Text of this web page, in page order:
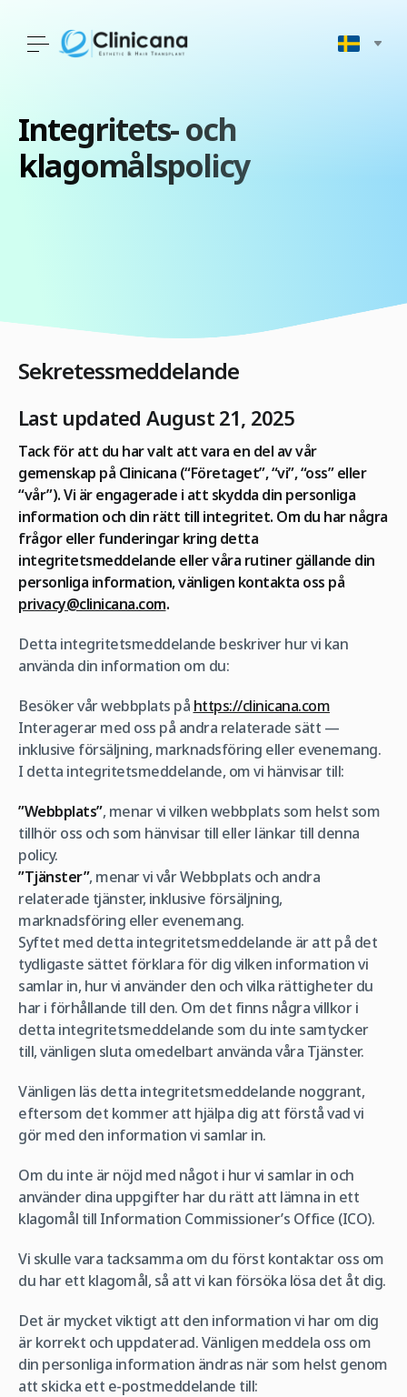
Integritets- och
klagomålspolicy
Sekretessmeddelande
Last updated August 21, 2025
Tack för att du har valt att vara en del av vår
gemenskap på Clinicana (“Företaget”, “vi”, “oss” eller
“vår”). Vi är engagerade i att skydda din personliga
information och din rätt till integritet. Om du har några
frågor eller funderingar kring detta
integritetsmeddelande eller våra rutiner gällande din
personliga information, vänligen kontakta oss på
privacy@clinicana.com.
Detta integritetsmeddelande beskriver hur vi kan
använda din information om du:
Besöker vår webbplats på https://clinicana.com
Interagerar med oss på andra relaterade sätt ―
inklusive försäljning, marknadsföring eller evenemang.
I detta integritetsmeddelande, om vi hänvisar till:
”Webbplats”, menar vi vilken webbplats som helst som
tillhör oss och som hänvisar till eller länkar till denna
policy.
”Tjänster”, menar vi vår Webbplats och andra
relaterade tjänster, inklusive försäljning,
marknadsföring eller evenemang.
Syftet med detta integritetsmeddelande är att på det
tydligaste sättet förklara för dig vilken information vi
samlar in, hur vi använder den och vilka rättigheter du
har i förhållande till den. Om det finns några villkor i
detta integritetsmeddelande som du inte samtycker
till, vänligen sluta omedelbart använda våra Tjänster.
Vänligen läs detta integritetsmeddelande noggrant,
eftersom det kommer att hjälpa dig att förstå vad vi
gör med den information vi samlar in.
Om du inte är nöjd med något i hur vi samlar in och
använder dina uppgifter har du rätt att lämna in ett
klagomål till Information Commissioner’s Office (ICO).
Vi skulle vara tacksamma om du först kontaktar oss om
du har ett klagomål, så att vi kan försöka lösa det åt dig.
Det är mycket viktigt att den information vi har om dig
är korrekt och uppdaterad. Vänligen meddela oss om
din personliga information ändras när som helst genom
att skicka ett e-postmeddelande till: